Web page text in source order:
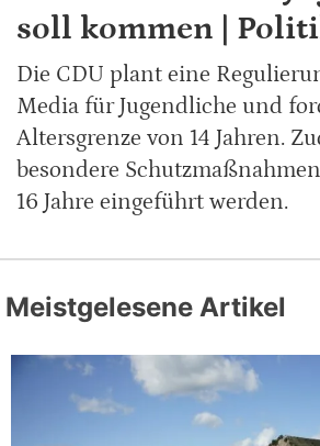
soll kommen |
Die CDU plant eine
Media für Jugendliche und
Altersgrenze von 14 Jahren.
besondere
16 Jahre eingeführt werden.
Meistgelesene Artikel